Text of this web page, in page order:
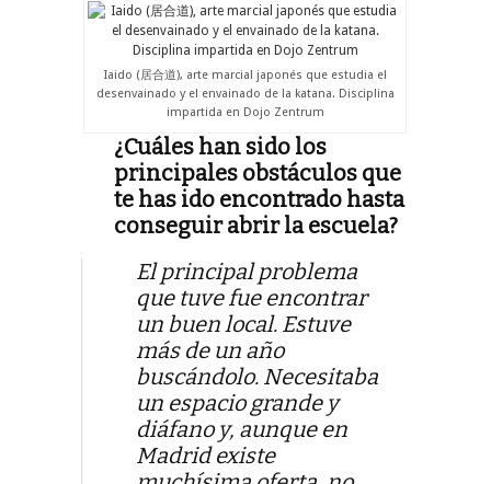
Iaido (居合道), arte marcial japonés que estudia el
desenvainado y el envainado de la katana. Disciplina
impartida en Dojo Zentrum
¿Cuáles han sido los
principales obstáculos que
te has ido encontrado hasta
conseguir abrir la escuela?
El principal problema
que tuve fue encontrar
un buen local. Estuve
más de un año
buscándolo. Necesitaba
un espacio grande y
diáfano y, aunque en
Madrid existe